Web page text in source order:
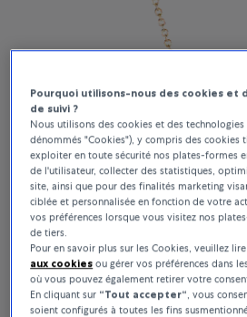
Pourquoi utilisons-nous des cookies et
de suivi ?
Nous utilisons des cookies et des
dénommés "Cookies"), y compris des cookies
exploiter en toute sécurité nos plates-formes
de l'utilisateur, collecter des statistiques,
site, ainsi que pour des finalités marketing
ciblée et personnalisée en fonction de votre
vos préférences lorsque vous visitez nos
de tiers.
Pour en savoir plus sur les Cookies, veuillez
aux cookies ou gérer vos préférences dans
où vous pouvez également retirer votre
En cliquant sur “Tout accepter“ , vous
soient configurés à toutes les fins